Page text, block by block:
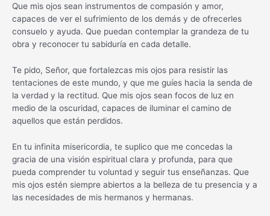
Que mis ojos sean instrumentos de compasión y amor,
capaces de ver el sufrimiento de los demás y de ofrecerles
consuelo y ayuda. Que puedan contemplar la grandeza de tu
obra y reconocer tu sabiduría en cada detalle.
Te pido, Señor, que fortalezcas mis ojos para resistir las
tentaciones de este mundo, y que me guíes hacia la senda de
la verdad y la rectitud. Que mis ojos sean focos de luz en
medio de la oscuridad, capaces de iluminar el camino de
aquellos que están perdidos.
En tu infinita misericordia, te suplico que me concedas la
gracia de una visión espiritual clara y profunda, para que
pueda comprender tu voluntad y seguir tus enseñanzas. Que
mis ojos estén siempre abiertos a la belleza de tu presencia y a
las necesidades de mis hermanos y hermanas.